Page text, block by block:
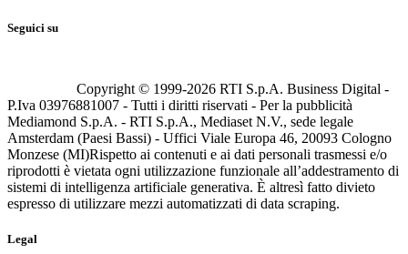
Seguici su
Copyright © 1999-2026 RTI S.p.A. Business Digital -
P.Iva 03976881007 - Tutti i diritti riservati - Per la pubblicità
Mediamond S.p.A. - RTI S.p.A., Mediaset N.V., sede legale
Amsterdam (Paesi Bassi) - Uffici Viale Europa 46, 20093 Cologno
Monzese (MI)Rispetto ai contenuti e ai dati personali trasmessi e/o
riprodotti è vietata ogni utilizzazione funzionale all’addestramento di
sistemi di intelligenza artificiale generativa. È altresì fatto divieto
espresso di utilizzare mezzi automatizzati di data scraping.
Legal